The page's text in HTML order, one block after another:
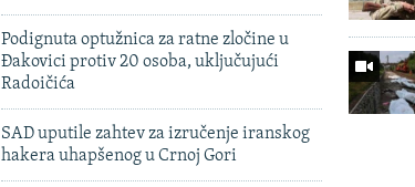
Podignuta optužnica za ratne zločine u
Đakovici protiv 20 osoba, uključujući
Radoičića
SAD uputile zahtev za izručenje iranskog
hakera uhapšenog u Crnoj Gori